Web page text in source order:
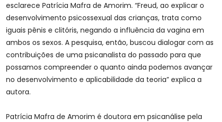
esclarece Patrícia Mafra de Amorim. “Freud, ao explicar o
desenvolvimento psicossexual das crianças, trata como
iguais pênis e clitóris, negando a influência da vagina em
ambos os sexos. A pesquisa, então, buscou dialogar com as
contribuições de uma psicanalista do passado para que
possamos compreender o quanto ainda podemos avançar
no desenvolvimento e aplicabilidade da teoria” explica a
autora.
Patrícia Mafra de Amorim é doutora em psicanálise pela